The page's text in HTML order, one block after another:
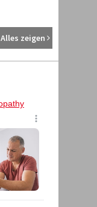
Alles zeigen